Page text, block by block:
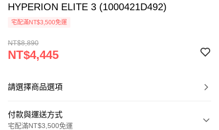
HYPERION ELITE 3 (1000421D492)
宅配滿NT$3,500免運
NT$8,890
NT$4,445
請選擇商品選項
付款與運送方式
宅配滿NT$3,500免運